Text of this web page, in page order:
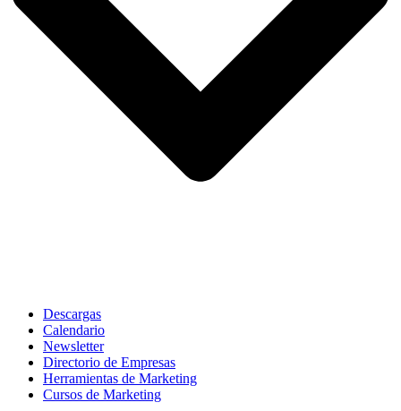
Descargas
Calendario
Newsletter
Directorio de Empresas
Herramientas de Marketing
Cursos de Marketing